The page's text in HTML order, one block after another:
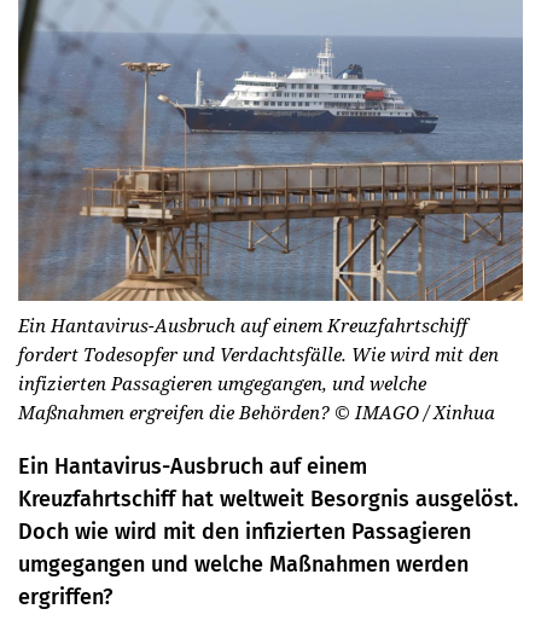
Ein Hantavirus-Ausbruch auf einem Kreuzfahrtschiff
fordert Todesopfer und Verdachtsfälle. Wie wird mit den
infizierten Passagieren umgegangen, und welche
Maßnahmen ergreifen die Behörden? © IMAGO / Xinhua
Ein Hantavirus-Ausbruch auf einem
Kreuzfahrtschiff hat weltweit Besorgnis ausgelöst.
Doch wie wird mit den infizierten Passagieren
umgegangen und welche Maßnahmen werden
ergriffen?